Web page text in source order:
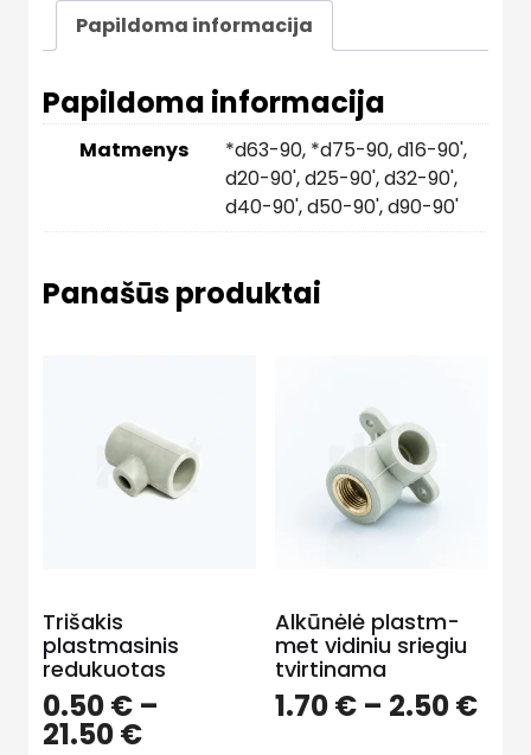
Papildoma informacija
Papildoma informacija
Matmenys *d63-90, *d75-90,d16-90',
d20-90',d25-90',d32-90',
d40-90',d50-90',d90-90'
Panašūs produktai
Trišakis
plastmasinis
redukuotas
0.50€ –
21.50€Price
Alkūnėlė plastm-
met vidiniu sriegiu
tvirtinama
1.70€ – 2.50€